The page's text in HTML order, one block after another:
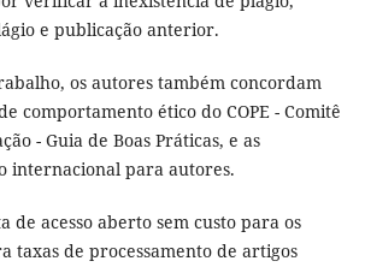
e publicação anterior.
os autores também concordam
comportamento ético do COPE - Comitê
- Guia de Boas Práticas, e as
internacional para autores.
de acesso aberto sem custo para os
taxas de processamento de artigos